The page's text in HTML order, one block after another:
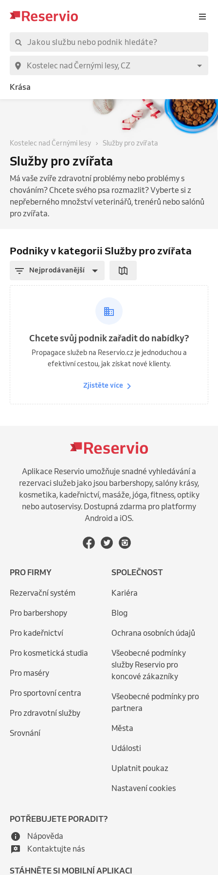
Krása
Kostelec nad Černými lesy Služby pro zvířata
Služby pro zvířata
Má vaše zvíře zdravotní problémy nebo problémy s
chováním? Chcete svého psa rozmazlit? Vyberte si z
nepřeberného množství veterinářů, trenérů nebo salónů
pro zvířata.
Podniky v kategorii Služby pro zvířata
Nejprodávanější
Chcete svůj podnik zařadit do nabídky?
Propagace služeb na Reservio.cz je jednoduchou a
efektivní cestou, jak získat nové klienty.
Zjistěte více
Aplikace Reservio umožňuje snadné vyhledávání a
rezervaci služeb jako jsou barbershopy, salóny krásy,
kosmetika, kadeřnictví, masáže, jóga, fitness, optiky
nebo autoservisy. Dostupná zdarma pro platformy
Android a iOS.
PRO FIRMY
Rezervační systém
Pro barbershopy
Pro kadeřnictví
Pro kosmetická studia
Pro maséry
Pro sportovní centra
Pro zdravotní služby
Srovnání
SPOLEČNOST
Kariéra
Blog
Ochrana osobních údajů
Všeobecné podmínky
služby Reservio pro
koncové zákazníky
Všeobecné podmínky pro
partnera
Města
Události
Uplatnit poukaz
Nastavení cookies
POTŘEBUJETE PORADIT?
Nápověda
Kontaktujte nás
STÁHNĚTE SI MOBILNÍ APLIKACI